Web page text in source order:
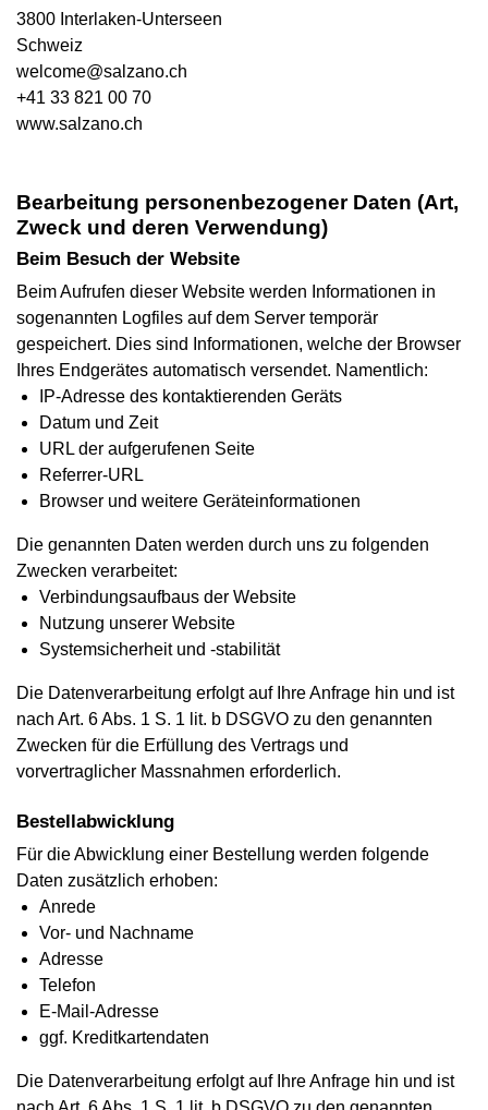
3800 Interlaken-Unterseen
Schweiz
welcome@salzano.ch
+41 33 821 00 70
www.salzano.ch
Bearbeitung personenbezogener Daten (Art,
Zweck und deren Verwendung)
Beim Besuch der Website
Beim Aufrufen dieser Website werden Informationen in
sogenannten Logfiles auf dem Server temporär
gespeichert. Dies sind Informationen, welche der Browser
Ihres Endgerätes automatisch versendet. Namentlich:
IP-Adresse des kontaktierenden Geräts
Datum und Zeit
URL der aufgerufenen Seite
Referrer-URL
Browser und weitere Geräteinformationen
Die genannten Daten werden durch uns zu folgenden
Zwecken verarbeitet:
Verbindungsaufbaus der Website
Nutzung unserer Website
Systemsicherheit und -stabilität
Die Datenverarbeitung erfolgt auf Ihre Anfrage hin und ist
nach Art. 6 Abs. 1 S. 1 lit. b DSGVO zu den genannten
Zwecken für die Erfüllung des Vertrags und
vorvertraglicher Massnahmen erforderlich.
Bestellabwicklung
Für die Abwicklung einer Bestellung werden folgende
Daten zusätzlich erhoben:
Anrede
Vor- und Nachname
Adresse
Telefon
E-Mail-Adresse
ggf. Kreditkartendaten
Die Datenverarbeitung erfolgt auf Ihre Anfrage hin und ist